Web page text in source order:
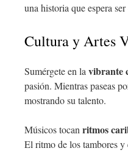
una historia que espera
Cultura y Artes
Sumérgete en la vibrante
pasión. Mientras paseas
mostrando su talento.
Músicos tocan ritmos
El ritmo de los tambores y